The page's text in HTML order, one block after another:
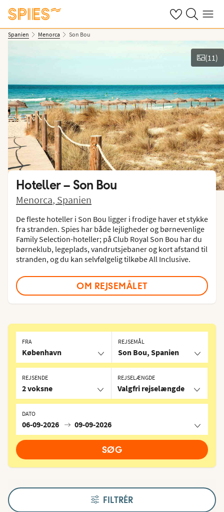
Se dine gemte
Søg påMenu
Spanien Menorca Son Bou
Vis billeder
(11)
Hoteller – Son Bou
Menorca, Spanien
De fleste hoteller i Son Bou ligger i frodige haver et stykke
fra stranden. Spies har både lejligheder og børnevenlige
Family Selection-hoteller; på Club Royal Son Bou har du
børneklub, legeplads, vandrutsjebaner og kort afstand til
stranden, og du kan selvfølgelig tilkøbe All Inclusive.
OM REJSEMÅLET
FRA
København
REJSEMÅL
Son Bou, Spanien
REJSELÆNGDE
Valgfri rejselængde
DATO
06-09-2026 09-09-2026
REJSENDE
2 voksne
SØG
FILTRÉR